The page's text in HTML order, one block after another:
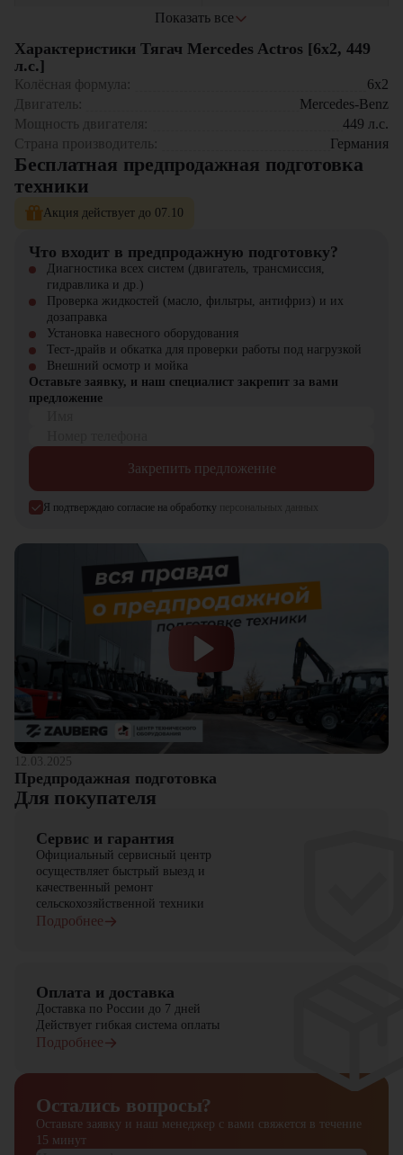
интервал ТО до 150 000 км
Сферы применения:
Международные автоперевозки
Рефрижераторные перевозки
Контейнерная логистика
Тягач Mercedes-Benz Actros [6×2, 449 л.с.] доступен в
компании «ЦТО» – официальном дилере Mercedes-Benz Trucks.
Показать все
Характеристики Тягач Mercedes Actros [6x2, 449
л.с.]
Колёсная формула:
6x2
Двигатель:
Mercedes-Benz
Мощность двигателя:
449 л.с.
Страна производитель:
Германия
Бесплатная предпродажная подготовка
техники
Акция действует до 07.10
Что входит в предпродажную подготовку?
Диагностика всех систем (двигатель, трансмиссия,
гидравлика и др.)
Проверка жидкостей (масло, фильтры, антифриз) и их
дозаправка
Установка навесного оборудования
Тест-драйв и обкатка для проверки работы под нагрузкой
Внешний осмотр и мойка
Оставьте заявку, и наш специалист закрепит за вами
предложение
Закрепить предложение
Я подтверждаю согласие на обработку персональных данных
12.03.2025
Предпродажная подготовка
Для покупателя
Сервис и гарантия
Официальный сервисный центр
осуществляет быстрый выезд и
качественный ремонт
сельскохозяйственной техники
Подробнее
Оплата и доставка
Доставка по России до 7 дней
Действует гибкая система оплаты
Подробнее
Остались вопросы?
Оставьте заявку и наш менеджер с вами свяжется в течение
15 минут